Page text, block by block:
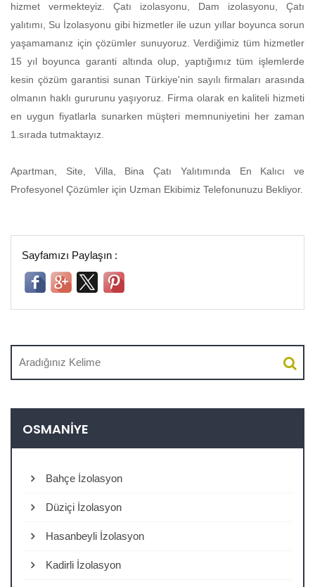
hizmet vermekteyiz. Çatı izolasyonu, Dam izolasyonu, Çatı
yalıtımı, Su İzolasyonu gibi hizmetler ile uzun yıllar boyunca sorun
yaşamamanız için çözümler sunuyoruz. Verdiğimiz tüm hizmetler
15 yıl boyunca garanti altında olup, yaptığımız tüm işlemlerde
kesin çözüm garantisi sunan Türkiye'nin sayılı firmaları arasında
olmanın haklı gururunu yaşıyoruz. Firma olarak en kaliteli hizmeti
en uygun fiyatlarla sunarken müşteri memnuniyetini her zaman
1.sırada tutmaktayız.
Apartman, Site, Villa, Bina Çatı Yalıtımında En Kalıcı ve
Profesyonel Çözümler için Uzman Ekibimiz Telefonunuzu Bekliyor.
Sayfamızı Paylaşın :
OSMANIYE
Bahçe İzolasyon
Düziçi İzolasyon
Hasanbeyli İzolasyon
Kadirli İzolasyon